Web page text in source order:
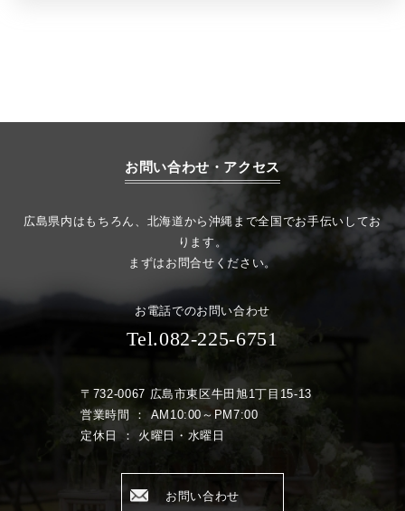
お問い合わせ・アクセス
広島県内はもちろん、北海道から沖縄まで全国でお手伝いしてお
ります。
まずはお問合せください。
お電話でのお問い合わせ
Tel.082-225-6751
〒732-0067 広島市東区牛田旭1丁目15-13
営業時間 ： AM10:00～PM7:00
定休日 ： 火曜日・水曜日
お問い合わせ